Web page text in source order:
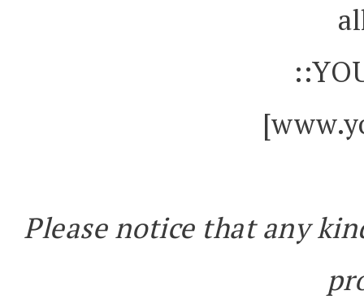
Please notice that any